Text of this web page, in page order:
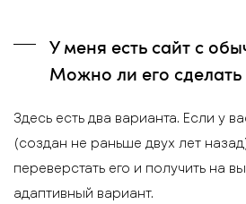
У меня есть сайт с
Можно ли его
Здесь есть два варианта. Если у
(создан не раньше двух лет
переверстать его и получить на
адаптивный вариант.